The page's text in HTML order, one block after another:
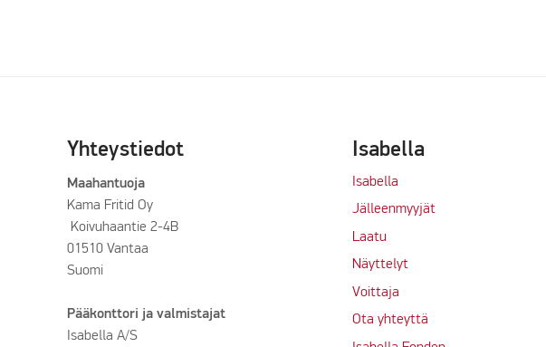
Yhteystiedot
Maahantuoja
Kama Fritid Oy
Koivuhaantie 2-4B
01510 Vantaa
Suomi
Pääkonttori ja valmistajat
Isabella A/S
Isabella
Isabella
Jälleenmyyjät
Laatu
Näyttelyt
Voittaja
Ota yhteyttä